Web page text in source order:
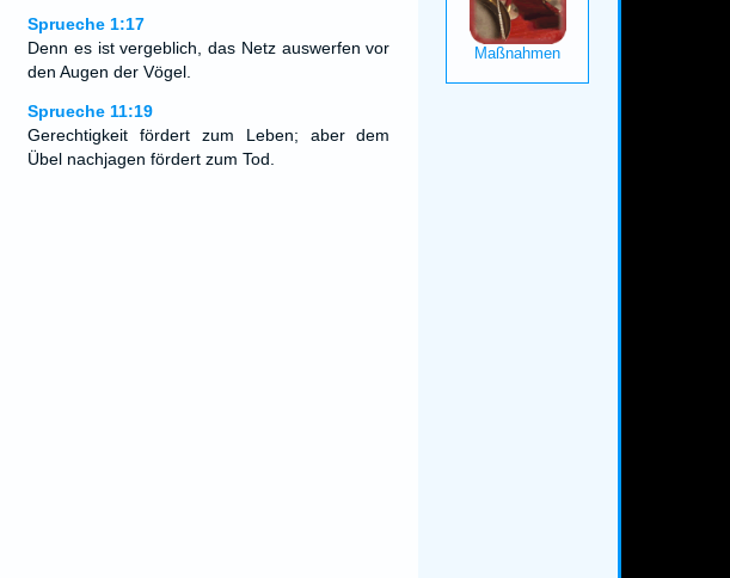
Sprueche 1:17
Denn es ist vergeblich, das Netz auswerfen vor
den Augen der Vögel.
Sprueche 11:19
Gerechtigkeit fördert zum Leben; aber dem
Übel nachjagen fördert zum Tod.